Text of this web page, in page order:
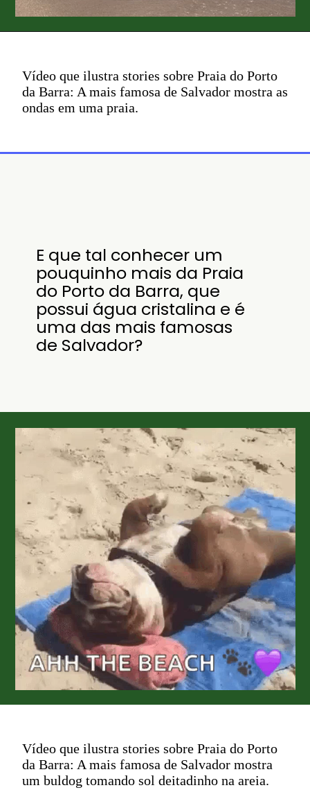
Vídeo que ilustra stories sobre Praia do Porto
da Barra: A mais famosa de Salvador mostra as
ondas em uma praia.
E que tal conhecer um
pouquinho mais da Praia
do Porto da Barra, que
possui água cristalina e é
uma das mais famosas
de Salvador?
Vídeo que ilustra stories sobre Praia do Porto
da Barra: A mais famosa de Salvador mostra
um buldog tomando sol deitadinho na areia.